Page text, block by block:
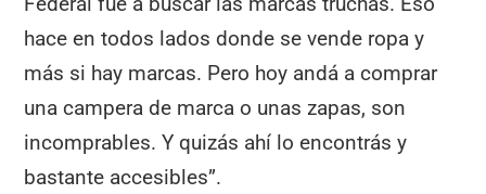
hace en todos lados donde se vende ropa y
más si hay marcas. Pero hoy andá a comprar
una campera de marca o unas zapas, son
incomprables. Y quizás ahí lo encontrás y
bastante accesibles”.